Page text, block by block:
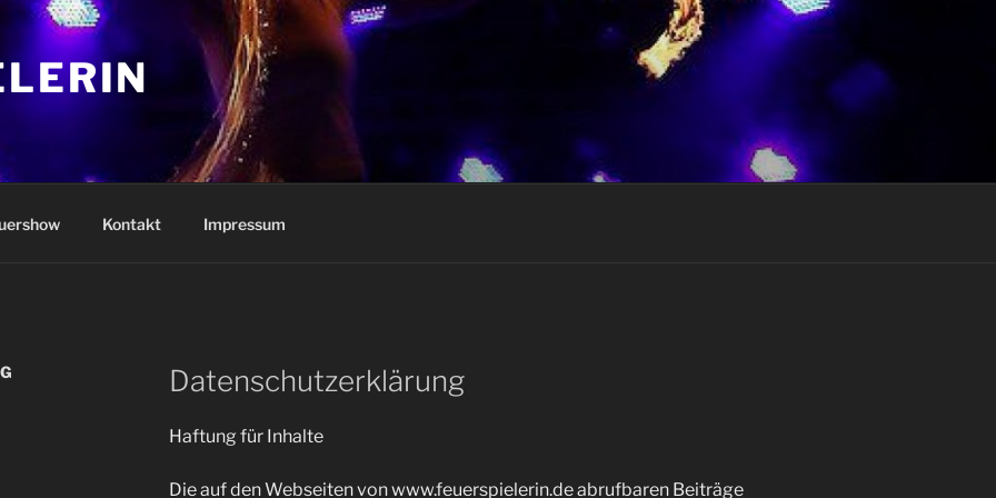
Kontakt Impressum
Datenschutzerklärung
Haftung für Inhalte
Die auf den Webseiten von www.feuerspielerin.de abrufbaren Beiträge